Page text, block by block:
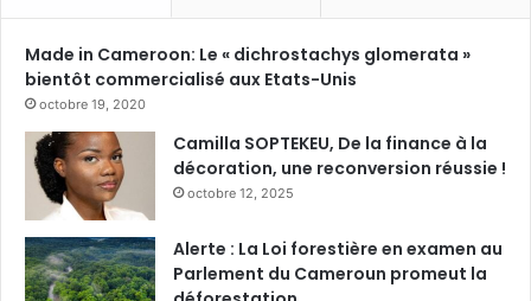
Made in Cameroon: Le « dichrostachys glomerata »
bientôt commercialisé aux Etats-Unis
octobre 19, 2020
Camilla SOPTEKEU, De la finance à la
décoration, une reconversion réussie !
octobre 12, 2025
Alerte : La Loi forestière en examen au
Parlement du Cameroun promeut la